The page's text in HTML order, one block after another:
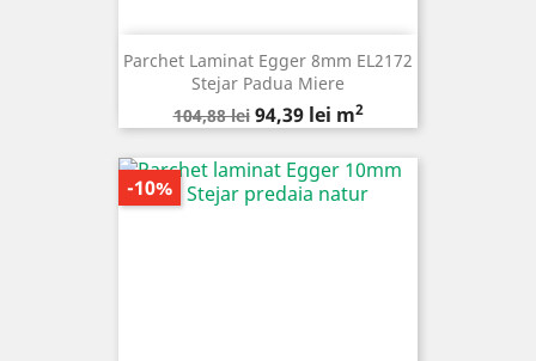
Parchet Laminat Egger 8mm EL2172
Stejar Padua Miere
Pret
de
baza
104,88 lei Pret
94,39 lei m2
-10%